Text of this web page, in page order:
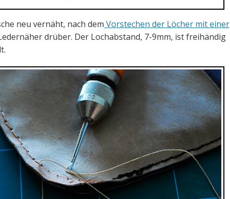
neu vernäht, nach dem Vorstechen der Löcher mit einer
drüber. Der Lochabstand, 7-9mm, ist freihändig